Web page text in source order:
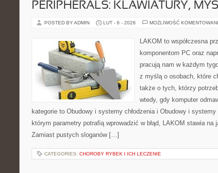
PERIPHERALS: KLAWIATURY,
POSTED BY ADMIN LUT - 6 - 2026 MOŻLIWOŚĆ
LAKOM to współczesna
komponentom PC oraz
pracują nam w każdym
z myślą o osobach, które
także o tych, którzy
wtedy, gdy komputer
kategorie to Obudowy i systemy chłodzenia i Obudowy i
którym parametry potrafią wprowadzić w błąd, LAKOM stawia na
Zamiast pustych sloganów […]
CATEGORIES: CHOROBY RYBEK I ICH LECZENIE